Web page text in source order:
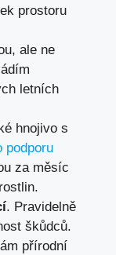
prostoru
ale ne
letních
hnojivo s
podporu
za měsíc
. Pravidelně
škůdců.
přírodní